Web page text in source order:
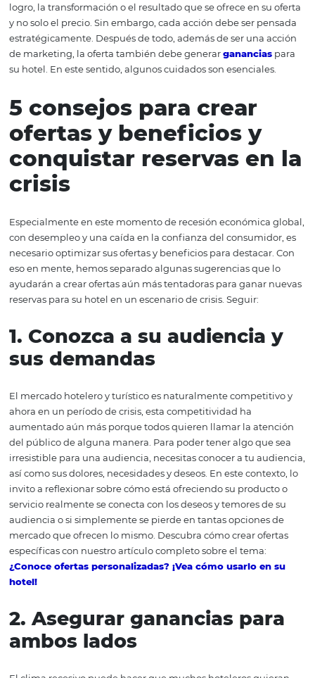
iniciativa contribuirá a aumentar sus ventas, además de
siendo competitiva en el mercado. La oferta debe servir
invitación, una propuesta que su cliente no puede
Consiste en soluciones que se complementan entre sí
logro, la transformación o el resultado que se ofrece en
y no solo el precio. Sin embargo, cada acción debe ser
estratégicamente. Después de todo, además de ser una
de marketing, la oferta también debe generar
su hotel. En este sentido, algunos cuidados son
5 consejos para crear
ofertas y beneficios y
conquistar reservas
crisis
Especialmente en este momento de recesión
necesario optimizar sus ofertas y beneficios para
eso en mente, hemos separado algunas sugerencias
ayudarán a crear ofertas aún más tentadoras para
reservas para su hotel en un escenario de crisis. Seguir:
1. Conozca a su
sus demandas
El mercado hotelero y turístico es naturalmente
ahora en un período de crisis, esta competitividad ha
del público de alguna manera. Para poder tener algo
irresistible para una audiencia, necesitas conocer a tu
así como sus dolores, necesidades y deseos. En este